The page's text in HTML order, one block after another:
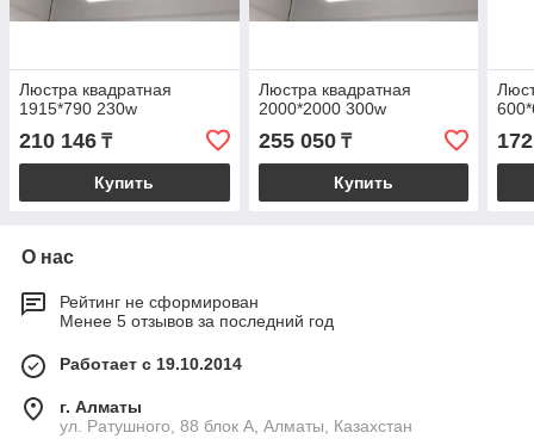
Люстра квадратная
1915*790 230w
210 146 ₸
Купить
Люстра квадратная
2000*2000 300w
255 050₸
Купить
О нас
Рейтинг не сформирован
Менее 5 отзывов за последний год
Работает с 19.10.2014
г. Алматы
ул. Ратушного, 88 блок A, Алматы, Казахстан